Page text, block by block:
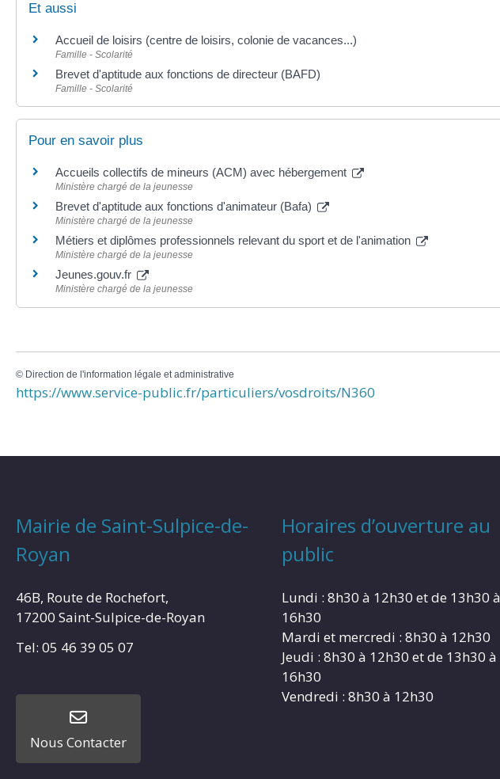
Et aussi
Accueil de loisirs (centre de loisirs, colonie de vacances...)
Famille - Scolarité
Brevet d'aptitude aux fonctions de directeur (BAFD)
Famille - Scolarité
Pour en savoir plus
Accueils collectifs de mineurs (ACM) avec hébergement
Ministère chargé de la jeunesse
Brevet d'aptitude aux fonctions d'animateur (Bafa)
Ministère chargé de la jeunesse
Métiers et diplômes professionnels relevant du sport et de l'animation
Ministère chargé de la jeunesse
Jeunes.gouv.fr
Ministère chargé de la jeunesse
© Direction de l'information légale et administrative
https://www.service-public.fr/particuliers/vosdroits/N360
Mairie de Saint-Sulpice-de-
Royan
46B, Route de Rochefort,
17200 Saint-Sulpice-de-Royan
Tel: 05 46 39 05 07
Nous Contacter
Horaires d’ouverture au
public
Lundi : 8h30 à 12h30 et de 13h30 à
16h30
Mardi et mercredi : 8h30 à 12h30
Jeudi : 8h30 à 12h30 et de 13h30 à
16h30
Vendredi : 8h30 à 12h30